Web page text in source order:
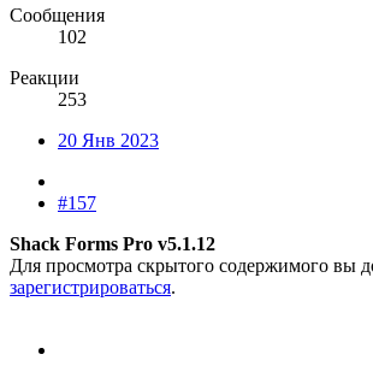
Сообщения
102
Реакции
253
20 Янв 2023
#157
Shack Forms Pro v5.1.12
Для просмотра скрытого содержимого вы
зарегистрироваться.